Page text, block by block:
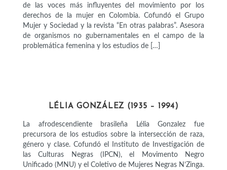
de las voces más influyentes del movimiento por los
derechos de la mujer en Colombia​. Cofundó el Grupo
Mujer y Sociedad y la revista “En otras palabras”. Asesora
de organismos no gubernamentales en el campo de la
problemática femenina y los estudios de […]
LÉLIA GONZÁLEZ (1935 – 1994)
La afrodescendiente brasileña Lélia Gonzalez fue
precursora de los estudios sobre la intersección de raza,
género y clase. Cofundó el Instituto de Investigación de
las Culturas Negras (IPCN), el Movimento Negro
Unificado (MNU) y el Coletivo de Mujeres Negras N’Zinga.